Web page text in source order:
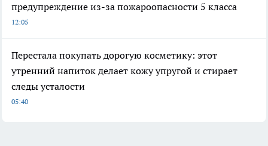
предупреждение из-за пожароопасности 5 класса
12:05
Перестала покупать дорогую косметику: этот
утренний напиток делает кожу упругой и стирает
следы усталости
05:40